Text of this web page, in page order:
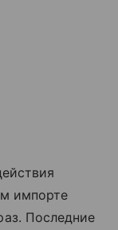
импорте
Последние